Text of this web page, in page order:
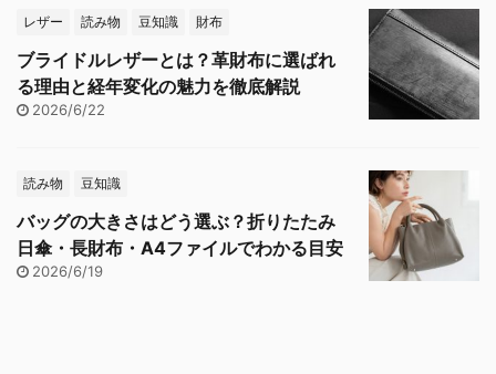
レザー 読み物 豆知識 財布
ブライドルレザーとは？革財布に選ばれ
る理由と経年変化の魅力を徹底解説
2026/6/22
読み物 豆知識
バッグの大きさはどう選ぶ？折りたたみ
日傘・長財布・A4ファイルでわかる目安
2026/6/19